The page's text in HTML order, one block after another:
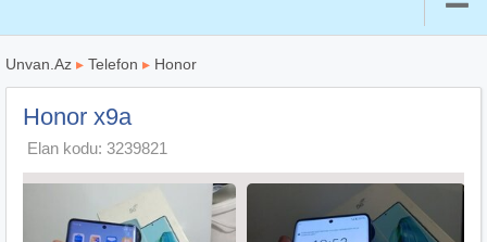
Unvan.Az ▸ Telefon ▸ Honor
Honor x9a
Elan kodu: 3239821